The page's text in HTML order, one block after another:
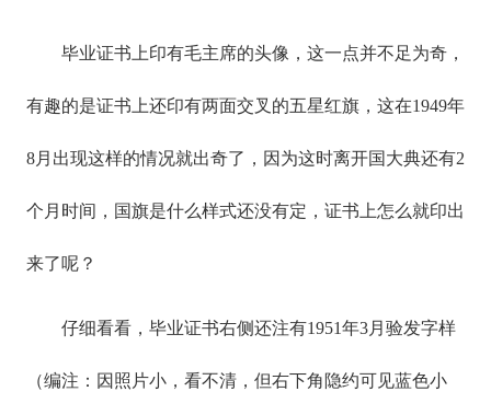
毕业证书上印有毛主席的头像，这一点并不足为奇，
有趣的是证书上还印有两面交叉的五星红旗，这在1949年
8月出现这样的情况就出奇了，因为这时离开国大典还有2
个月时间，国旗是什么样式还没有定，证书上怎么就印出
来了呢？
仔细看看，毕业证书右侧还注有1951年3月验发字样
（编注：因照片小，看不清，但右下角隐约可见蓝色小